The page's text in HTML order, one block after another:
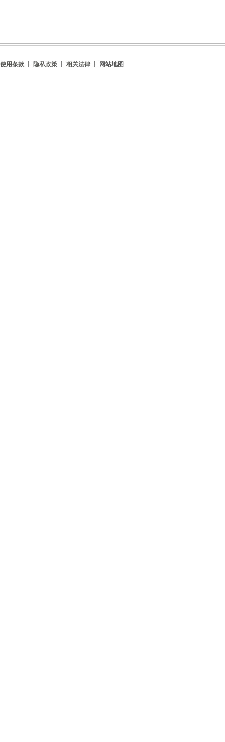
使用条款 丨 隐私政策 丨 相关法律 丨 网站地图